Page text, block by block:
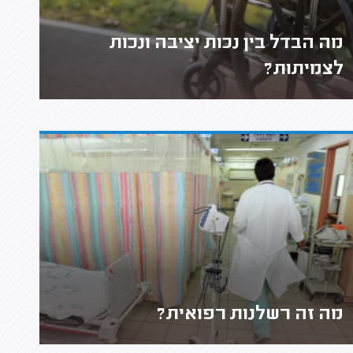
מה הבדל בין נכות יציבה ונכות
לצמיתות?
מה זה רשלנות רפואית?